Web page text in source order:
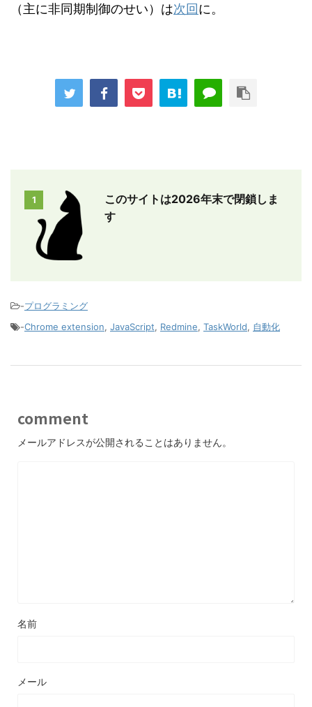
（主に非同期制御のせい）は次回に。
1
このサイトは2026年末で閉鎖しま
す
-プログラミング
-Chrome extension, JavaScript, Redmine, TaskWorld, 自動化
comment
メールアドレスが公開されることはありません。
名前
メール